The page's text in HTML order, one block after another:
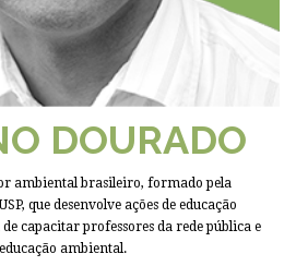
DOURADO
ambiental brasileiro, formado pela
que desenvolve ações de educação
capacitar professores da rede pública e
ambiental.